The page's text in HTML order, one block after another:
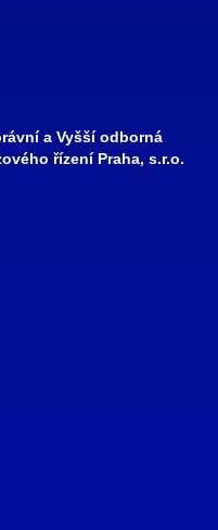
a Vyšší odborná
řízení Praha, s.r.o.